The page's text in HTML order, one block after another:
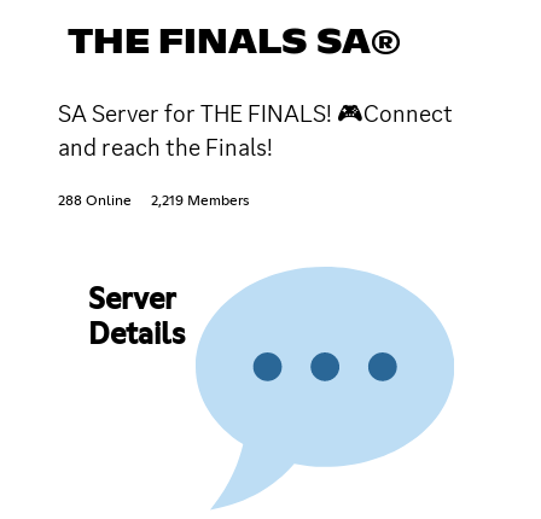
THE FINALS SA®
SA Server for THE FINALS! 🎮Connect
and reach the Finals!
288 Online 2,219 Members
Server
Details